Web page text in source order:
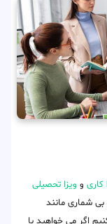
کاری و ویزا تحصیلی
شماری مانند
اگر می خواهید با